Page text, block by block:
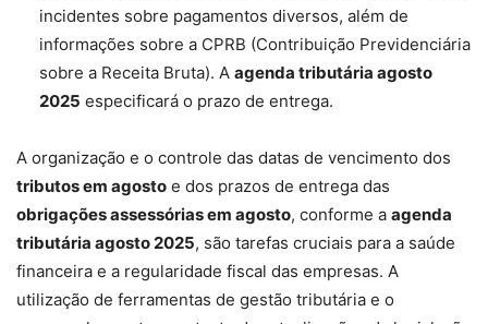
incidentes sobre pagamentos diversos, além de
informações sobre a CPRB (Contribuição Previdenciária
sobre a Receita Bruta). A agenda tributária agosto
2025 especificará o prazo de entrega.
A organização e o controle das datas de vencimento dos
tributos em agosto e dos prazos de entrega das
obrigações assessórias em agosto, conforme a agenda
tributária agosto 2025, são tarefas cruciais para a saúde
financeira e a regularidade fiscal das empresas. A
utilização de ferramentas de gestão tributária e o